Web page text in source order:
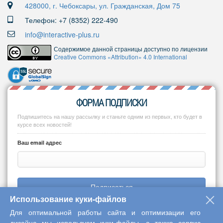
428000, г. Чебоксары, ул. Гражданская, Дом 75
Телефон: +7 (8352) 222-490
info@interactive-plus.ru
Содержимое данной страницы доступно по лицензии
Creative Commons «Attribution» 4.0 International
ФОРМА ПОДПИСКИ
Подпишитесь на нашу рассылку и станьте одним из первых, кто будет в
курсе всех новостей!
Ваш email адрес
Подписаться
Использование куки-файлов
Для оптимальной работы сайта и оптимизации его